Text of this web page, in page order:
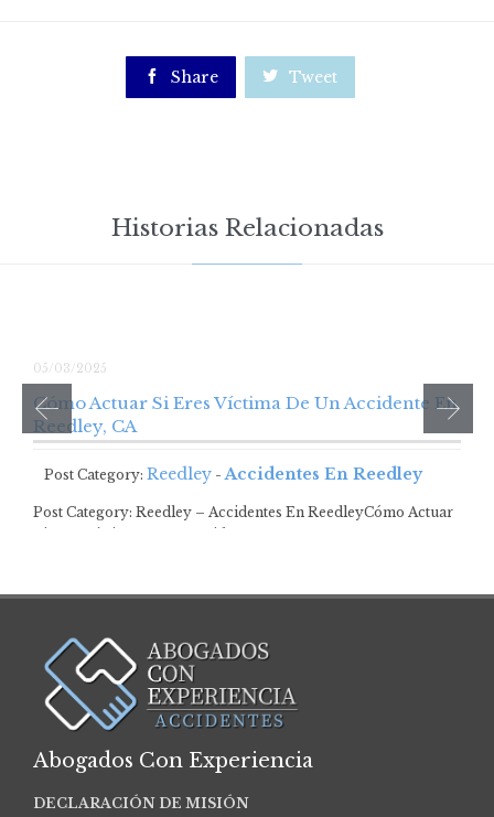
 Share  Tweet
Historias Relacionadas
05/03/2025
Cómo Actuar Si Eres Víctima De Un Accidente En
Reedley, CA
Post Category: Reedley -Accidentes En Reedley
Post Category: Reedley – Accidentes En ReedleyCómo Actuar
Abogados Con Experiencia
DECLARACIÓN DE MISIÓN